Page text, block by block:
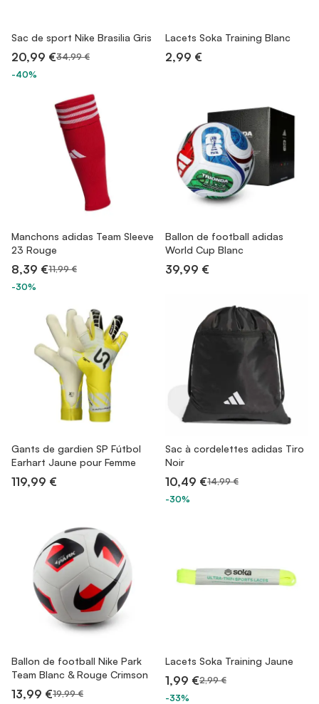
Sac de sport Nike Brasilia Gris
20,99 €34,99 €
-40%
Lacets Soka Training Blanc
2,99 €
Manchons adidas Team Sleeve
23 Rouge
8,39 €11,99 €
-30%
Ballon de football adidas
World Cup Blanc
39,99 €
Gants de gardien SP Fútbol
Earhart Jaune pour Femme
119,99 €
Sac à cordelettes adidas Tiro
Noir
10,49 €14,99 €
-30%
Ballon de football Nike Park
Team Blanc & Rouge Crimson
13,99 €19,99 €
Lacets Soka Training Jaune
1,99 €2,99 €
-33%